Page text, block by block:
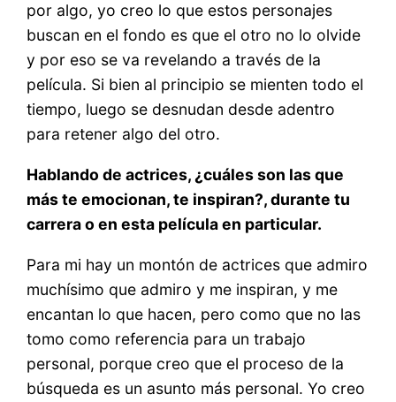
por algo, yo creo lo que estos personajes
buscan en el fondo es que el otro no lo olvide
y por eso se va revelando a través de la
película. Si bien al principio se mienten todo el
tiempo, luego se desnudan desde adentro
para retener algo del otro.
Hablando de actrices, ¿cuáles son las que
más te emocionan, te inspiran?, durante tu
carrera o en esta película en particular.
Para mi hay un montón de actrices que admiro
muchísimo que admiro y me inspiran, y me
encantan lo que hacen, pero como que no las
tomo como referencia para un trabajo
personal, porque creo que el proceso de la
búsqueda es un asunto más personal. Yo creo